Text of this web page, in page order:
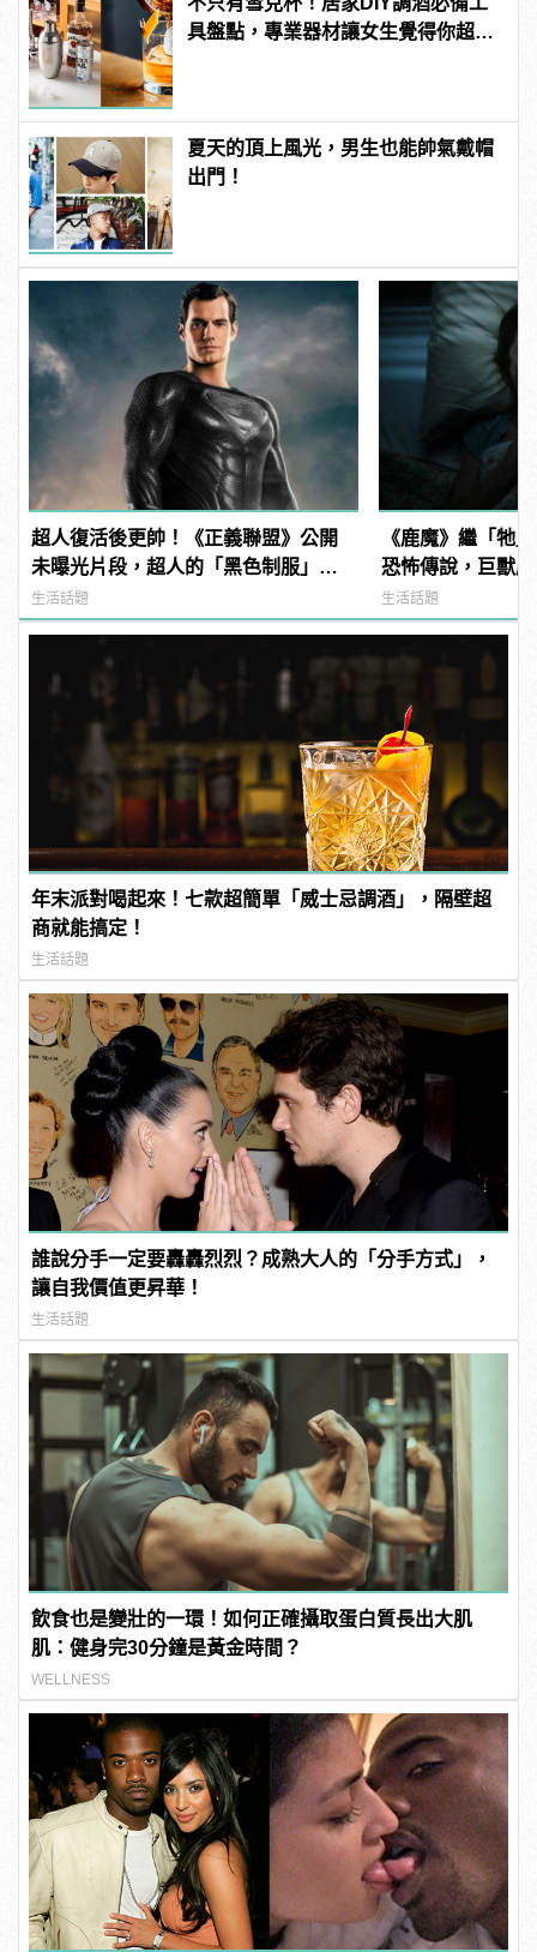
具盤點，專業器材讓女生覺得你超
夏天的頂上風光，男生也能帥氣戴帽
出門！
超人復活後更帥！《正義聯盟》公開
未曝光片段，超人的「黑色制服」首
曝光！ | manfashion這樣變型男
生活話題
《鹿魔》繼「牠
恐怖傳說，巨獸
現身！ |
生活話題
年末派對喝起來！七款超簡單「威士忌調酒」，隔壁超
商就能搞定！
生活話題
誰說分手一定要轟轟烈烈？成熟大人的「分手方式」，
讓自我價值更昇華！
生活話題
飲食也是變壯的一環！如何正確攝取蛋白質長出大肌
肌：健身完30分鐘是黃金時間？
WELLNESS